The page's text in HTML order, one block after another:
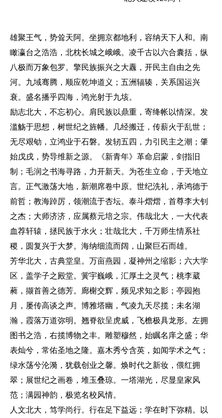
雄聚王气，势耸天阿。坐拥京都地利，容纳天下人和。南
瞰瀛台之浩浩，北枕长城之峨峨。凌千古以六合囊括，纵
八极而万象包罗。擎民族振兴之大纛，开民主自由之先
河。九域骞腾，顺应乾坤道义；五洲辐辏，关系国运兴
衰。盛名播乎四海，鸿光射于九垓。
励志北大，不忘初心。肩民族以鼎重，寄绛帐以情深。发
滥觞于思想，树世纪之旌幡。几经搬迁，传薪火于乱世；
无尽艰劬，立鸿业于石磐。发轫五四，力引民主之潮；肇
始戊戌，势导维新之源。《新青年》革命启蒙，剑指旧
制；毛润之书海寻路，力开新天。为苍生立命，于天地立
言。正气激荡大地，新潮席卷中原。世纪洗礼，承鸿德于
前哲；教海踔厉，领潮流于杏坛。泰斗熠熠，首尊李大钊
之杰；大师济济，应属蔡元培之宗。伟哉北大，一大代表
血荐轩辕，拯民族于水火；壮哉北大，千万师生情系社
稷，圆复兴于大梦。海纳细流而阔，山聚巨石而雄。
芳华北大，古典堂皇。万亩燕园，凝神州之缩影；六大学
区，盖学子之殿堂。黉宇巍峨，汇厚土之灵气；桃李葳
蕤，撷首善之德芳。廊榭交辉，频见求知之影；亭园抱
月，屡传高谈之声。博雅塔幽，气凌九天尽揽；未名湖
瀚，霞落万道弥明。翘脊欲呈虎威，飞檐极具龙形。左拥
图书之浩，右揽博物之丰。雕塑穆然，始瞩名庠之盛；华
表灿兮，常佑圣地之隆。嘉木秀兮含英，如闻学术之气；
绿水荡兮沦漪，犹载创业之馨。焕时代之新妆，偎红拥
翠；展世纪之画卷，堆玉叠琼。一塔湖光，尽显皇家风
范；满园神韵，极览名校风情。
人文北大，笃学尚行。行在足下益远；学在时下弥精。以